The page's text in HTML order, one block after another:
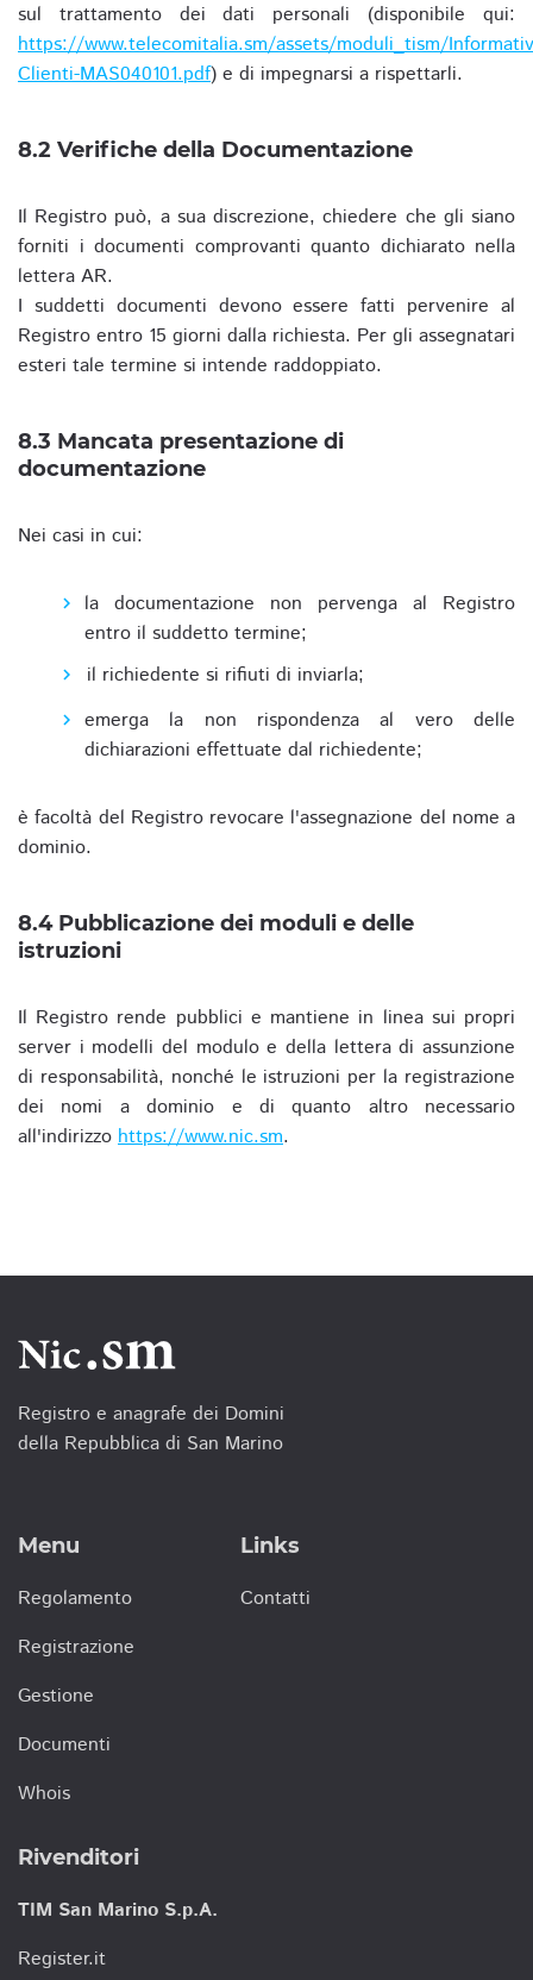
sul trattamento dei dati personali (disponibile qui:
https://www.telecomitalia.sm/assets/moduli_tism/
Clienti-MAS040101.pdf) e di impegnarsi a rispettarli.
8.2 Verifiche della Documentazione
Il Registro può, a sua discrezione, chiedere che gli siano
forniti i documenti comprovanti quanto dichiarato nella
lettera AR.
I suddetti documenti devono essere fatti pervenire al
Registro entro 15 giorni dalla richiesta. Per gli assegnatari
esteri tale termine si intende raddoppiato.
8.3 Mancata presentazione di
documentazione
Nei casi in cui:
la documentazione non pervenga al Registro
entro il suddetto termine;
il richiedente si rifiuti di inviarla;
emerga la non rispondenza al vero delle
dichiarazioni effettuate dal richiedente;
è facoltà del Registro revocare l'assegnazione del nome a
dominio.
8.4 Pubblicazione dei moduli e delle
istruzioni
Il Registro rende pubblici e mantiene in linea sui propri
server i modelli del modulo e della lettera di assunzione
di responsabilità, nonché le istruzioni per la registrazione
dei nomi a dominio e di quanto altro necessario
all'indirizzo https://www.nic.sm.
Registro e anagrafe dei Domini
della Repubblica di San Marino
Menu
Regolamento
Registrazione
Gestione
Documenti
Whois
Links
Contatti
Rivenditori
TIM San Marino S.p.A.
Register.it